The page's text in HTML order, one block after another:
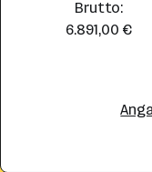
Brutto:
6.891,00 €